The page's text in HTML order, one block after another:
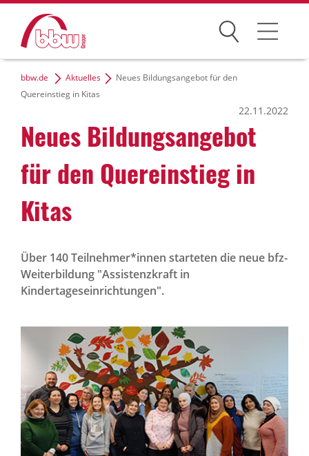
Suchen
Arbeitsfelder
Über uns
bbw e. V.
Presse
News Archiv
bbw.de Aktuelles
Neues Bildungsangebot für den
Quereinstieg in Kitas
Neues Bildungs­an­gebot
für den Quer­ein­stieg in
Kitas
22.11.2022
Über 140 Teilnehmer*innen starteten die neue bfz-
Weiterbildung "Assistenzkraft in
Kindertageseinrichtungen".